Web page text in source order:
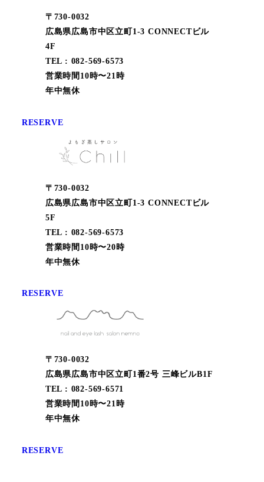
〒730-0032
広島県広島市中区立町1-3 CONNECTビル
4F
TEL : 082-569-6573
営業時間10時〜21時
年中無休
RESERVE
〒730-0032
広島県広島市中区立町1-3 CONNECTビル
5F
TEL : 082-569-6573
営業時間10時〜20時
年中無休
RESERVE
〒730-0032
広島県広島市中区立町1番2号 三峰ビルB1F
TEL : 082-569-6571
営業時間10時〜21時
年中無休
RESERVE